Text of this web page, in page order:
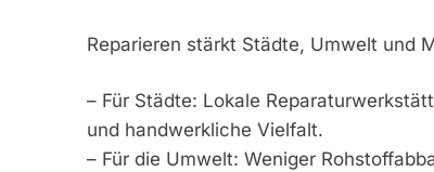
Reparieren stärkt Städte, Umwelt und
– Für Städte: Lokale
und handwerkliche Vielfalt.
– Für die Umwelt: Weniger